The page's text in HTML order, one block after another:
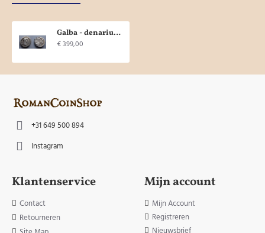
Galba - denarius SPQR zeer zeldzaam (AP2017)
€ 399,00
+31 649 500 894
Instagram
Klantenservice
Contact
Retourneren
Mijn account
Mijn Account
Registreren
Nieuwsbrief